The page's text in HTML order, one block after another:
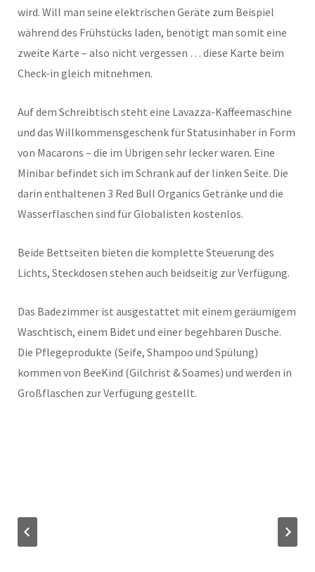
wird. Will man seine elektrischen Geräte zum Beispiel
während des Frühstücks laden, benötigt man somit eine
zweite Karte – also nicht vergessen … diese Karte beim
Check-in gleich mitnehmen.
Auf dem Schreibtisch steht eine Lavazza-Kaffeemaschine
und das Willkommensgeschenk für Statusinhaber in Form
von Macarons – die im Übrigen sehr lecker waren. Eine
Minibar befindet sich im Schrank auf der linken Seite. Die
darin enthaltenen 3 Red Bull Organics Getränke und die
Wasserflaschen sind für Globalisten kostenlos.
Beide Bettseiten bieten die komplette Steuerung des
Lichts, Steckdosen stehen auch beidseitig zur Verfügung.
Das Badezimmer ist ausgestattet mit einem geräumigem
Waschtisch, einem Bidet und einer begehbaren Dusche.
Die Pflegeprodukte (Seife, Shampoo und Spülung)
kommen von BeeKind (Gilchrist & Soames) und werden in
Großflaschen zur Verfügung gestellt.